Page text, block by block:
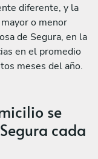
diferente, y la
o menor
de Segura, en la
en el promedio
meses del año.
se
cada